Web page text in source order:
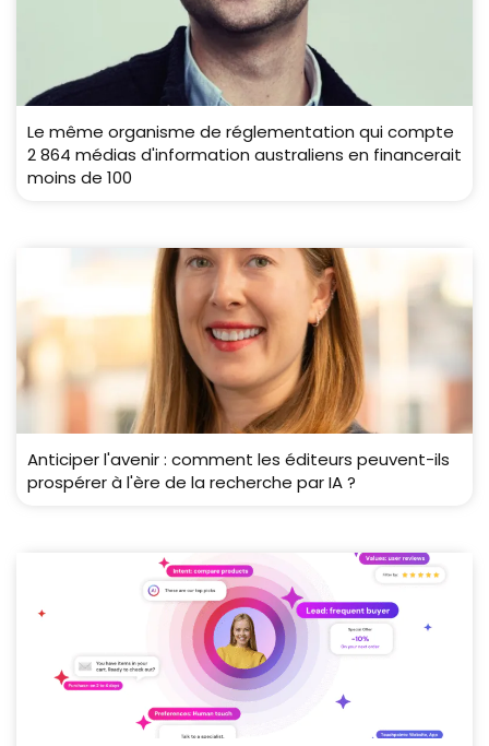
Le même organisme de réglementation qui compte
2 864 médias d'information australiens en financerait
moins de 100
Anticiper l'avenir : comment les éditeurs peuvent-ils
prospérer à l'ère de la recherche par IA ?